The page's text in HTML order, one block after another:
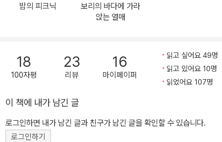
밤의 피크닉
보리의 바다에 가라
앉는 열매
18
100자평
23
리뷰
16
마이페이퍼
읽고 싶어요 49명
읽고 있어요 10명
읽었어요 107명
이 책에 내가 남긴 글
로그인하면 내가 남긴 글과 친구가 남긴 글을 확인할 수 있습니다.
로그인하기